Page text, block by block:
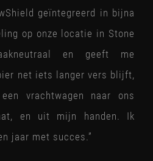
geïntegreerd in bijna
op onze locatie in Stone
en geeft me
net iets langer vers blijft,
vrachtwagen naar ons
en uit mijn handen. Ik
jaar met succes.”